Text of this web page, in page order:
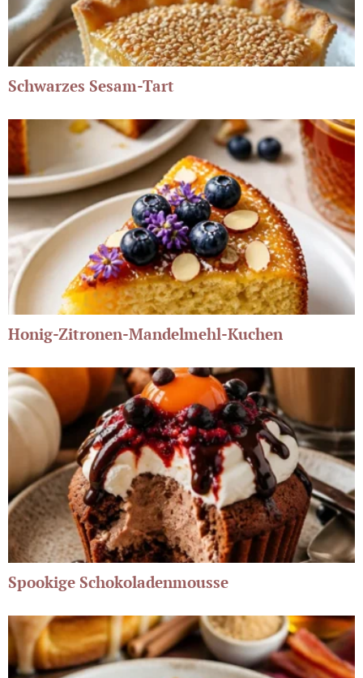
Schwarzes Sesam-Tart
Honig-Zitronen-Mandelmehl-Kuchen
Spookige Schokoladenmousse